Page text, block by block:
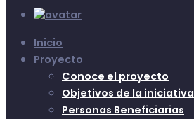
Inicio
Proyecto
Conoce el proyecto
Objetivos de la iniciativa
Personas Beneficiarias